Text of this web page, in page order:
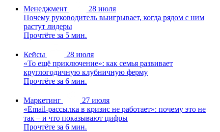
Менеджмент
28 июля
Почему руководитель выигрывает, когда рядом с ним
растут лидеры
Прочтёте за 5 мин.
Кейсы
28 июля
«То ещё приключение»: как семья развивает
круглогодичную клубничную ферму
Прочтёте за 6 мин.
Маркетинг
27 июля
«Email-рассылка в кризис не работает»: почему это не
так – и что показывают цифры
Прочтёте за 6 мин.